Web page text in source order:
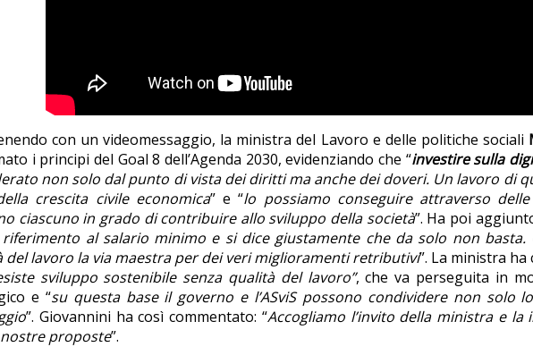
con un videomessaggio, la ministra del Lavoro e delle politiche sociali
i principi del Goal 8 dell’Agenda 2030, evidenziando che “investire sulla
non solo dal punto di vista dei diritti ma anche dei doveri. Un lavoro di
crescita civile economica” e “lo possiamo conseguire attraverso delle
ciascuno in grado di contribuire allo sviluppo della società”. Ha poi
riferimento al salario minimo e si dice giustamente che da solo non
del lavoro la via maestra per dei veri miglioramenti retributivi”. La ministra ha
sviluppo sostenibile senza qualità del lavoro”, che va perseguita in
e “su questa base il governo e l’ASviS possono condividere non solo
”. Giovannini ha così commentato: “Accogliamo l’invito della ministra e
proposte”.